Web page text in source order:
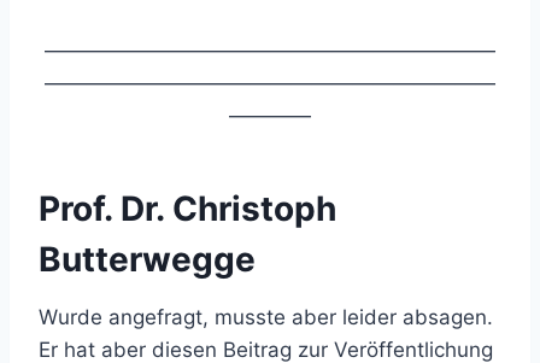
——————————————————————
——————————————————————
————
Prof. Dr. Christoph
Butterwegge
Wurde angefragt, musste aber leider absagen.
Er hat aber diesen Beitrag zur Veröffentlichung